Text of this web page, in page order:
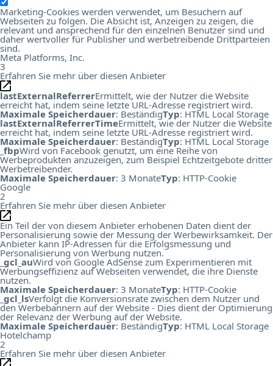
Marketing-Cookies werden verwendet, um Besuchern auf
Webseiten zu folgen. Die Absicht ist, Anzeigen zu zeigen, die
relevant und ansprechend für den einzelnen Benutzer sind und
daher wertvoller für Publisher und werbetreibende Drittparteien
sind.
Meta Platforms, Inc.
3
Erfahren Sie mehr über diesen Anbieter
lastExternalReferrerErmittelt, wie der Nutzer die Website
erreicht hat, indem seine letzte URL-Adresse registriert wird.
Maximale Speicherdauer: BeständigTyp: HTML Local Storage
lastExternalReferrerTimeErmittelt, wie der Nutzer die Website
erreicht hat, indem seine letzte URL-Adresse registriert wird.
Maximale Speicherdauer: BeständigTyp: HTML Local Storage
_fbpWird von Facebook genutzt, um eine Reihe von
Werbeprodukten anzuzeigen, zum Beispiel Echtzeitgebote dritter
Werbetreibender.
Maximale Speicherdauer: 3 MonateTyp: HTTP-Cookie
Google
2
Erfahren Sie mehr über diesen Anbieter
Ein Teil der von diesem Anbieter erhobenen Daten dient der
Personalisierung sowie der Messung der Werbewirksamkeit. Der
Anbieter kann IP-Adressen für die Erfolgsmessung und
Personalisierung von Werbung nutzen.
_gcl_auWird von Google AdSense zum Experimentieren mit
Werbungseffizienz auf Webseiten verwendet, die ihre Dienste
nutzen.
Maximale Speicherdauer: 3 MonateTyp: HTTP-Cookie
_gcl_lsVerfolgt die Konversionsrate zwischen dem Nutzer und
den Werbebannern auf der Website - Dies dient der Optimierung
der Relevanz der Werbung auf der Website.
Maximale Speicherdauer: BeständigTyp: HTML Local Storage
Hotelchamp
2
Erfahren Sie mehr über diesen Anbieter